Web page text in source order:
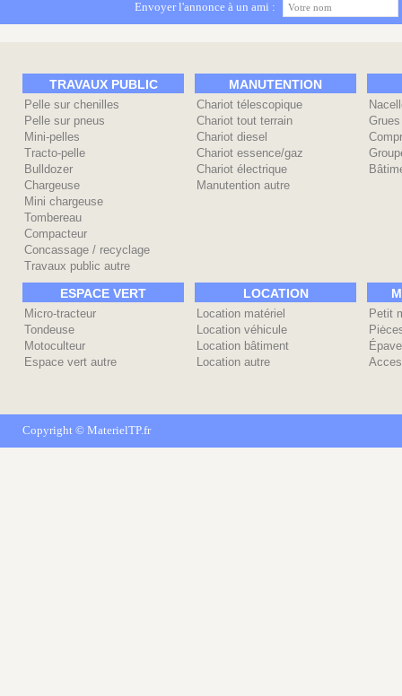
Envoyer l'annonce à un ami :
TRAVAUX PUBLIC
Pelle sur chenilles
Pelle sur pneus
Mini-pelles
Tracto-pelle
Bulldozer
Chargeuse
Mini chargeuse
Tombereau
Compacteur
Concassage / recyclage
Travaux public autre
MANUTENTION
Chariot télescopique
Chariot tout terrain
Chariot diesel
Chariot essence/gaz
Chariot électrique
Manutention autre
Grues
ESPACE VERT
Micro-tracteur
Tondeuse
Motoculteur
Espace vert autre
LOCATION
Location matériel
Location véhicule
Location bâtiment
Location autre
Petit
Épave
Copyright © MaterielTP.fr